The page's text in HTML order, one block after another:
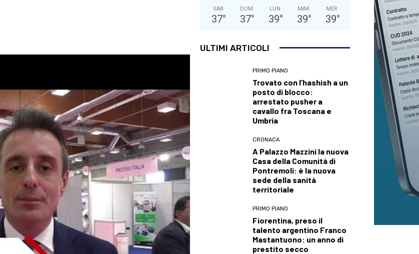
SAB
37°
DOM
37°
LUN
39°
MAR
39°
MER
39°
ULTIMI ARTICOLI
PRIMO PIANO
Trovato con l’hashish a un
posto di blocco:
arrestato pusher a
cavallo fra Toscana e
Umbria
CRONACA
A Palazzo Mazzini la nuova
Casa della Comunità di
Pontremoli: è la nuova
sede della sanità
territoriale
PRIMO PIANO
Fiorentina, preso il
talento argentino Franco
Mastantuono: un anno di
prestito secco